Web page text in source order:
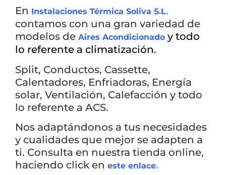
En Instalaciones Térmica Soliva S.L.
contamos con una gran variedad de
modelos de Aires Acondicionado y todo
lo referente a climatización.
Split, Conductos, Cassette,
Calentadores, Enfriadoras, Energía
solar, Ventilación, Calefacción y todo
lo referente a ACS.
Nos adaptándonos a tus necesidades
y cualidades que mejor se adapten a
ti. Consulta en nuestra tienda online,
haciendo click en este enlace.